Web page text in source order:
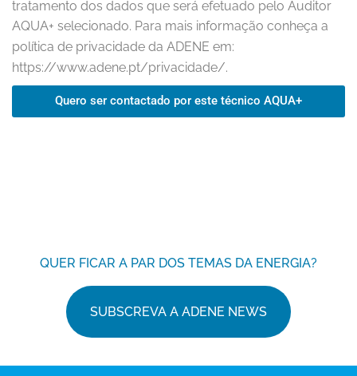
tratamento dos dados que será efetuado pelo Auditor
AQUA+ selecionado. Para mais informação conheça a
política de privacidade da ADENE em:
https://www.adene.pt/privacidade/.
Quero ser contactado por este técnico AQUA+
QUER FICAR A PAR DOS TEMAS DA ENERGIA?
SUBSCREVA A ADENE NEWS